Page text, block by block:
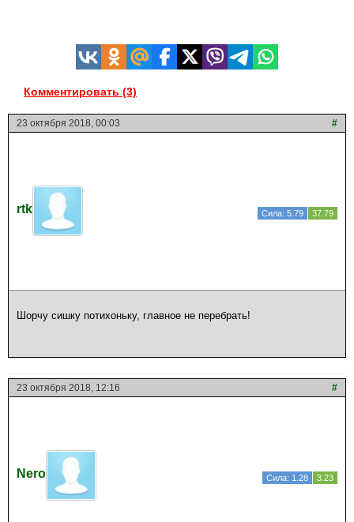
Комментировать (3)
23 октября 2018, 00:03 #
rtk Сила: 5.79 37.79
Шорчу сишку потихоньку, главное не перебрать!
23 октября 2018, 12:16 #
Nero Сила: 1.28 3.23